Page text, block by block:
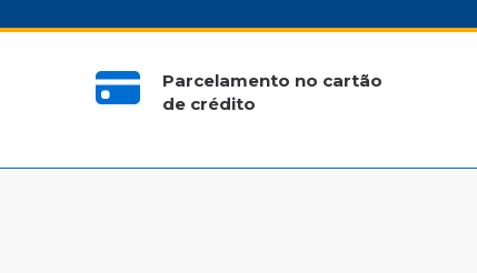
Parcelamento no cartão
de crédito